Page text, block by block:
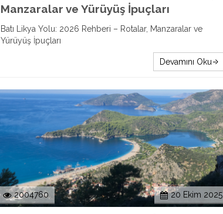
Manzaralar ve Yürüyüş İpuçları
Batı Likya Yolu: 2026 Rehberi – Rotalar, Manzaralar ve
Yürüyüş İpuçları
Devamını Oku
20 Ekim 2025
2004760